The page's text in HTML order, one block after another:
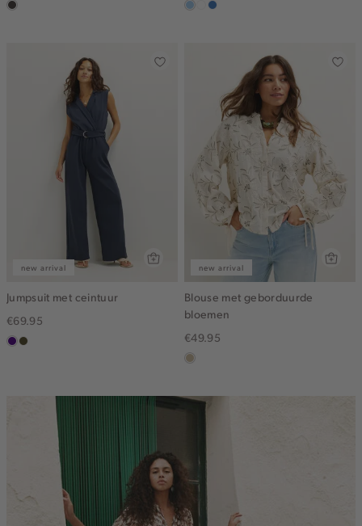
choco
blauw,
witblauw,
new arrival
Jumpsuit met ceintuur
€69.95
indigogroen,
new arrival
Blouse met geborduurde
bloemen
€49.95
lichtzand